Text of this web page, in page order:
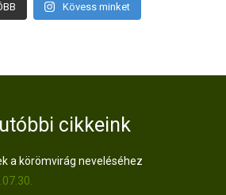
Kövess minket
cikkeink
a körömvirág neveléséhez